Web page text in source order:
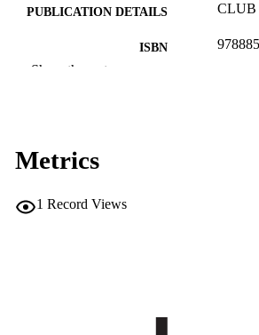
PUBLICATION DETAILS CLUB
ISBN
IDENTIFIERS
COPYRIGHT
RESOURCE TYPE
Show the rest
Metrics
1 Record Views